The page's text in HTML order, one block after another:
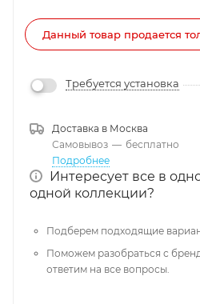
Данный товар продается
Требуется установка
Доставка в Москва
Самовывоз — бесплатно
Подробнее
Интересует все в
одной коллекции?
Подберем подходящие
Поможем разобраться с
ответим на все вопросы.